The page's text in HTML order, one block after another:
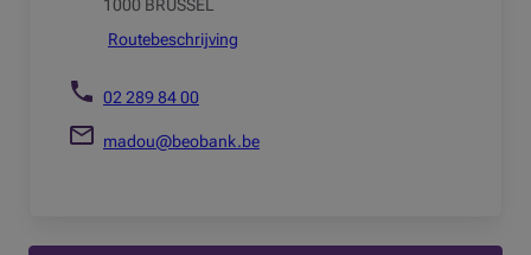
1000 BRUSSEL
Routebeschrijving
02 289 84 00
madou@beobank.be